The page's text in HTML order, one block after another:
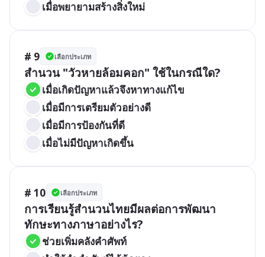
เมื่อพยายามสร้างสิ่งใหม่
# 9 เลือกประเภท
สำนวน "วัวหายล้อมคอก" ใช้ในกรณีใด?
เมื่อเกิดปัญหาแล้วจึงหาทางแก้ไข
เมื่อมีการเตรียมตัวอย่างดี
เมื่อมีการป้องกันที่ดี
เมื่อไม่มีปัญหาเกิดขึ้น
# 10 เลือกประเภท
การเรียนรู้สำนวนไทยมีผลต่อการพัฒนา
ทักษะทางภาษาอย่างไร?
ช่วยเพิ่มคลังคำศัพท์